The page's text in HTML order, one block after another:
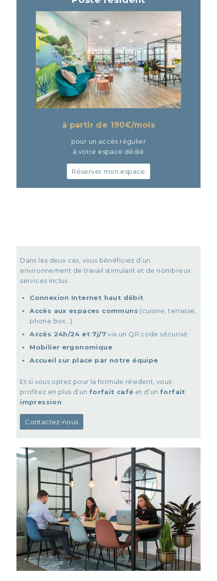
à partir de 190€/mois
pour un accès régulier
à votre espace dédié
Réserver mon espace
Dans les deux cas, vous bénéficiez d’un
environnement de travail stimulant et de nombreux
services inclus :
Connexion Internet haut débit
Accès aux espaces communs (cuisine, terrasse,
phone box…)
Accès 24h/24 et 7j/7via un QR code sécurisé
Mobilier ergonomique
Accueil sur place par notre équipe
Et si vous optez pour la formule résident, vous
profitez en plus d’un forfait café et d’un forfait
impression.
Contactez-nous